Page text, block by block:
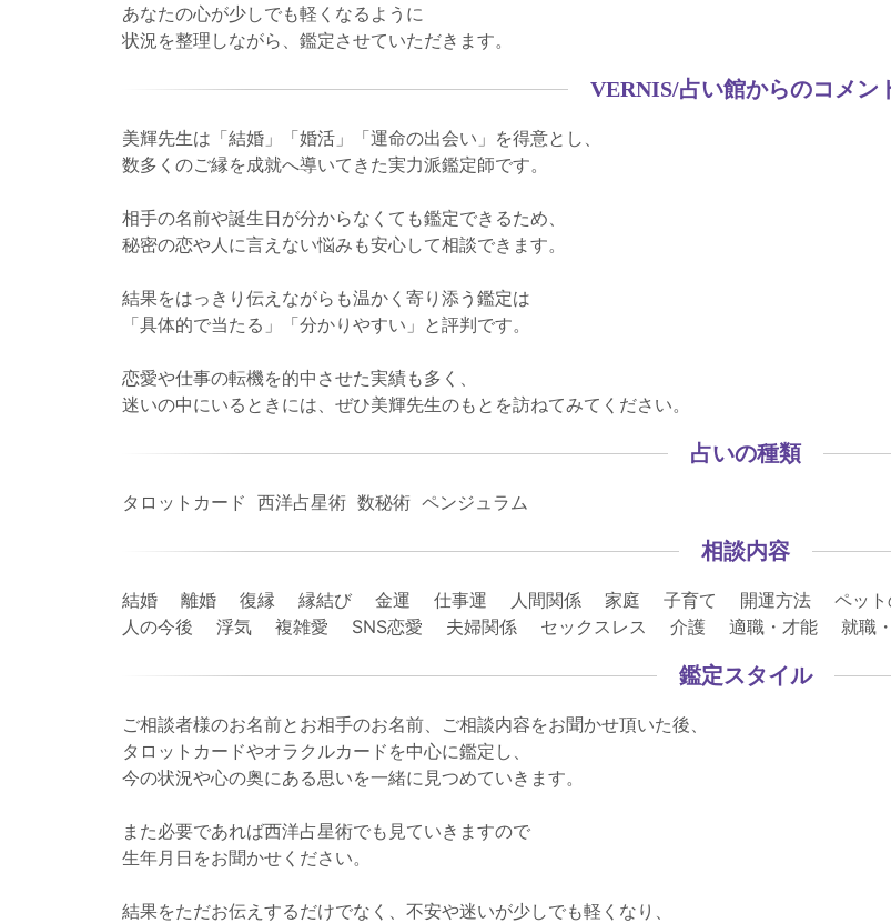
あなたの心が少しでも軽くなるように
状況を整理しながら、鑑定させていただきます。
VERNIS/占い館からのコメン
美輝先生は「結婚」「婚活」「運命の出会い」を得意とし、
数多くのご縁を成就へ導いてきた実力派鑑定師です。
相手の名前や誕生日が分からなくても鑑定できるため、
秘密の恋や人に言えない悩みも安心して相談できます。
結果をはっきり伝えながらも温かく寄り添う鑑定は
「具体的で当たる」「分かりやすい」と評判です。
恋愛や仕事の転機を的中させた実績も多く、
迷いの中にいるときには、ぜひ美輝先生のもとを訪ねてみてください。
占いの種類
タロットカード 西洋占星術 数秘術 ペンジュラム
相談内容
結婚 離婚 復縁 縁結び 金運 仕事運 人間関係 家庭 子育て 開運方法 ペット
人の今後 浮気 複雑愛 SNS恋愛 夫婦関係 セックスレス 介護 適職・才能 就職
鑑定スタイル
ご相談者様のお名前とお相手のお名前、ご相談内容をお聞かせ頂いた後、
タロットカードやオラクルカードを中心に鑑定し、
今の状況や心の奥にある思いを一緒に見つめていきます。
また必要であれば西洋占星術でも見ていきますので
生年月日をお聞かせください。
結果をただお伝えするだけでなく、不安や迷いが少しでも軽くなり、